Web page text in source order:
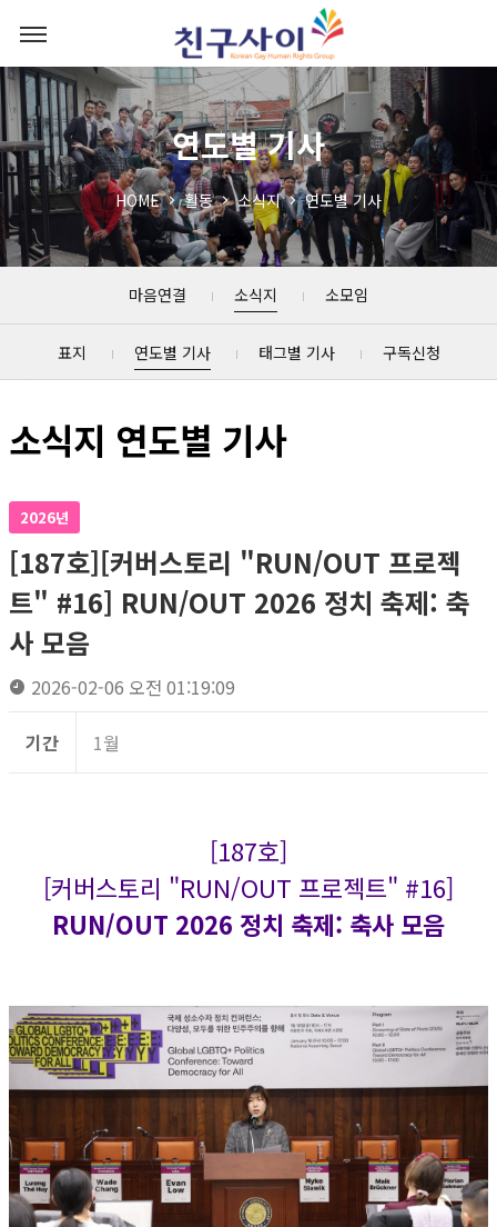
연도별 기사
HOME 활동 소식지 연도별 기사
마음연결 소식지 소모임
표지 연도별 기사 태그별 기사 구독신청
소식지 연도별 기사
2026년
[187호][커버스토리 "RUN/OUT 프로젝
트" #16] RUN/OUT 2026 정치 축제: 축
사 모음
2026-02-06 오전 01:19:09
기간 1월
[187호]
[커버스토리 "RUN/OUT 프로젝트" #16]
RUN/OUT 2026 정치 축제: 축사 모음